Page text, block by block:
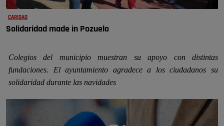
CARIDAD
Solidaridad made in Pozuelo
Colegios del municipio muestran su apoyo con distintas
fundaciones. El ayuntamiento agradece a los ciudadanos su
solidaridad durante las navidades